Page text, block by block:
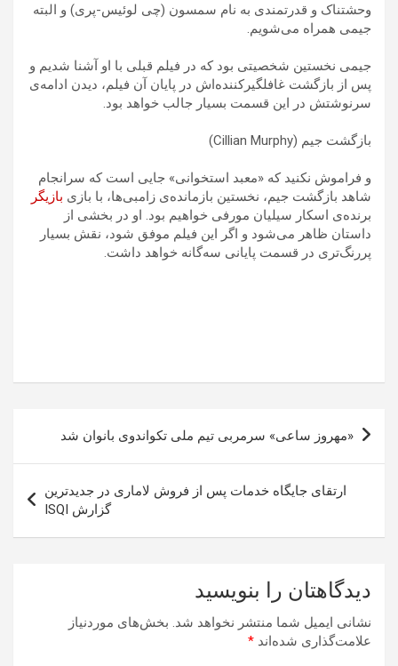
وحشتناک و قدرتمندی به نام سمسون (چی لوئیس-پری) و البته
جیمی همراه می‌شویم.
جیمی نخستین شخصیتی بود که در فیلم قبلی با او آشنا شدیم و
پس از بازگشت غافلگیرکننده‌اش در پایان آن فیلم، دیدن ادامه‌ی
سرنوشتش در این قسمت بسیار جالب خواهد بود.
بازگشت جیم (Cillian Murphy)
و فراموش نکنید که «معبد استخوانی» جایی است که سرانجام
شاهد بازگشت جیم، نخستین بازمانده‌ی زامبی‌ها، با بازی بازیگر
برنده‌ی اسکار سیلیان مورفی خواهیم بود. او در بخشی از
داستان ظاهر می‌شود و اگر این فیلم موفق شود، نقش بسیار
پررنگ‌تری در قسمت پایانی سه‌گانه خواهد داشت.
راهبری
نوشته
«مهروز ساعی» سرمربی تیم ملی تکواندوی بانوان شد
ارتقای جایگاه خدمات پس از فروش لاماری در جدیدترین
گزارش ISQI
دیدگاهتان را بنویسید
نشانی ایمیل شما منتشر نخواهد شد. بخش‌های موردنیاز
علامت‌گذاری شده‌اند *